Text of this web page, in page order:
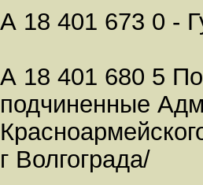
А 18 401 673 0 -
А 18 401 680 5
подчиненные
г Волгограда/